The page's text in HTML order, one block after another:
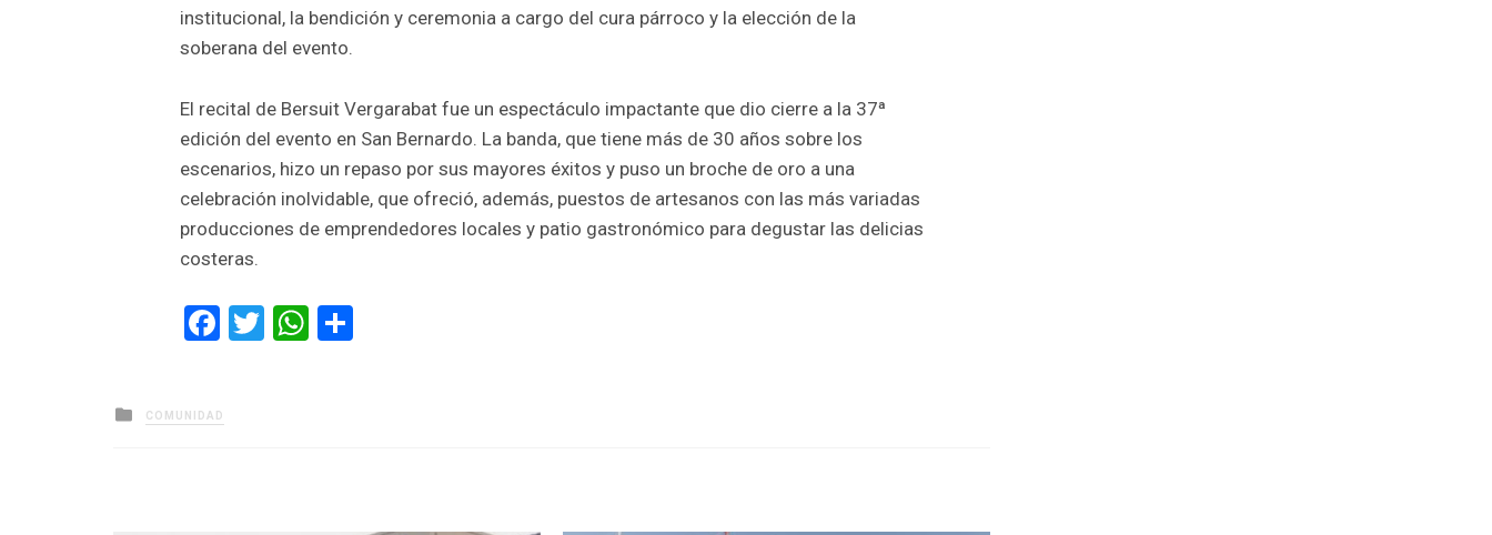
institucional, la bendición y ceremonia a cargo del cura párroco y la elección de la
soberana del evento.
El recital de Bersuit Vergarabat fue un espectáculo impactante que dio cierre a la 37ª
edición del evento en San Bernardo. La banda, que tiene más de 30 años sobre los
escenarios, hizo un repaso por sus mayores éxitos y puso un broche de oro a una
celebración inolvidable, que ofreció, además, puestos de artesanos con las más variadas
producciones de emprendedores locales y patio gastronómico para degustar las delicias
costeras.
Facebook
TwitterWhatsApp
Posted
in
COMUNIDAD